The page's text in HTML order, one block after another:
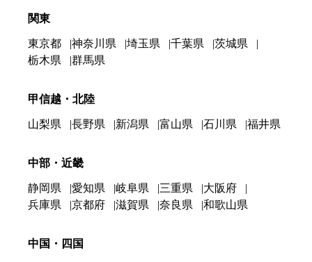
関東
東京都 神奈川県 埼玉県 千葉県
茨城県
栃木県
群馬県
甲信越・北陸
山梨県 長野県 新潟県 富山県 石川県 福井県
中部・近畿
静岡県 愛知県 岐阜県 三重県
大阪府
兵庫県
京都府 滋賀県 奈良県 和歌山県
中国・四国